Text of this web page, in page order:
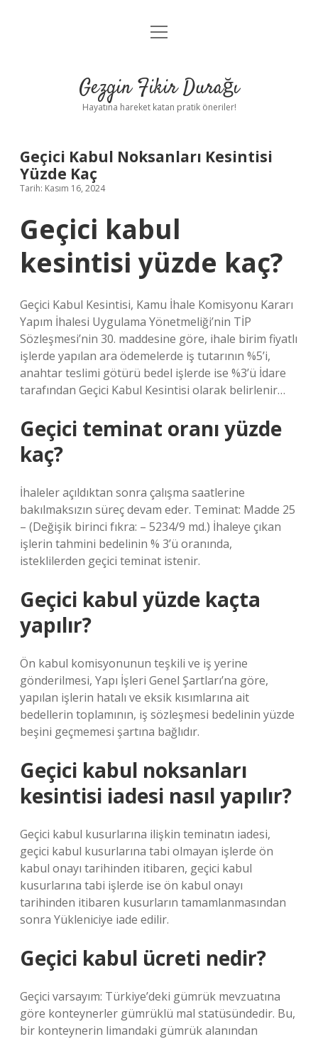
Anasayfa
Yasal Uyarı
menüyü
Gezgin Fikir Durağı
Hayatına hareket katan pratik öneriler!
Geçici Kabul Noksanları Kesintisi
Yüzde Kaç
Tarih: Kasım 16, 2024
Geçici kabul
kesintisi yüzde kaç?
Geçici Kabul Kesintisi, Kamu İhale Komisyonu Kararı
Yapım İhalesi Uygulama Yönetmeliği’nin TİP
Sözleşmesi’nin 30. maddesine göre, ihale birim fiyatlı
işlerde yapılan ara ödemelerde iş tutarının %5’i,
anahtar teslimi götürü bedel işlerde ise %3’ü İdare
tarafından Geçici Kabul Kesintisi olarak belirlenir…
Geçici teminat oranı yüzde
kaç?
İhaleler açıldıktan sonra çalışma saatlerine
bakılmaksızın süreç devam eder. Teminat: Madde 25
– (Değişik birinci fıkra: – 5234/9 md.) İhaleye çıkan
işlerin tahmini bedelinin % 3’ü oranında,
isteklilerden geçici teminat istenir.
Geçici kabul yüzde kaçta
yapılır?
Ön kabul komisyonunun teşkili ve iş yerine
gönderilmesi, Yapı İşleri Genel Şartları’na göre,
yapılan işlerin hatalı ve eksik kısımlarına ait
bedellerin toplamının, iş sözleşmesi bedelinin yüzde
beşini geçmemesi şartına bağlıdır.
Geçici kabul noksanları
kesintisi iadesi nasıl yapılır?
Geçici kabul kusurlarına ilişkin teminatın iadesi,
geçici kabul kusurlarına tabi olmayan işlerde ön
kabul onayı tarihinden itibaren, geçici kabul
kusurlarına tabi işlerde ise ön kabul onayı
tarihinden itibaren kusurların tamamlanmasından
sonra Yükleniciye iade edilir.
Geçici kabul ücreti nedir?
Geçici varsayım: Türkiye’deki gümrük mevzuatına
göre konteynerler gümrüklü mal statüsündedir. Bu,
bir konteynerin limandaki gümrük alanından